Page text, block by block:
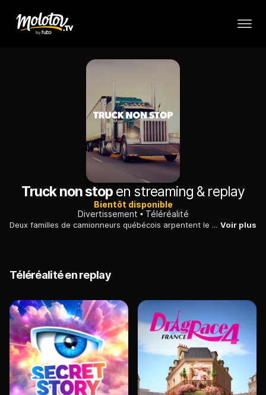
Truck non stop en streaming & replay
Bientôt disponible
Divertissement
Téléréalité
Deux familles de camionneurs québécois arpentent le pays toute la semaine, et se retrouvent le week-end pour participer à des courses et des rodéos de camions. Voir plus
Téléréalité en replay